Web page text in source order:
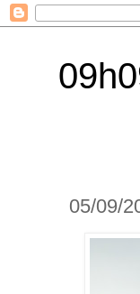
05/09/